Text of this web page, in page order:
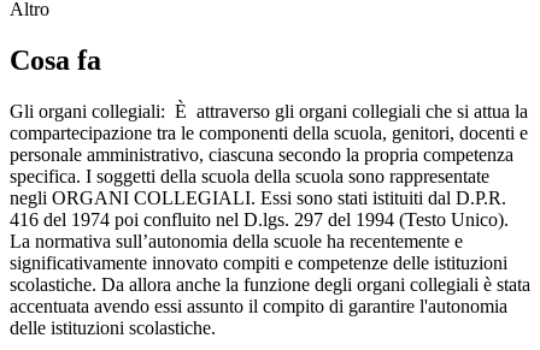
Altro
Cosa fa
Gli organi collegiali: È attraverso gli organi collegiali che si attua la
compartecipazione tra le componenti della scuola, genitori, docenti e
personale amministrativo, ciascuna secondo la propria competenza
specifica. I soggetti della scuola della scuola sono rappresentate
negli ORGANI COLLEGIALI. Essi sono stati istituiti dal D.P.R.
416 del 1974 poi confluito nel D.lgs. 297 del 1994 (Testo Unico).
La normativa sull’autonomia della scuole ha recentemente e
significativamente innovato compiti e competenze delle istituzioni
scolastiche. Da allora anche la funzione degli organi collegiali è stata
accentuata avendo essi assunto il compito di garantire l'autonomia
delle istituzioni scolastiche.